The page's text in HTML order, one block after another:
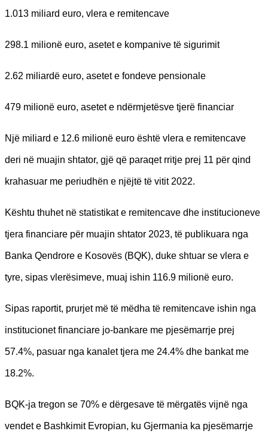
1.013 miliard euro, vlera e remitencave
298.1 milionë euro, asetet e kompanive të sigurimit
2.62 miliardë euro, asetet e fondeve pensionale
479 milionë euro, asetet e ndërmjetësve tjerë financiar
Një miliard e 12.6 milionë euro është vlera e remitencave
deri në muajin shtator, gjë që paraqet rritje prej 11 për qind
krahasuar me periudhën e njëjtë të vitit 2022.
Kështu thuhet në statistikat e remitencave dhe institucioneve
tjera financiare për muajin shtator 2023, të publikuara nga
Banka Qendrore e Kosovës (BQK), duke shtuar se vlera e
tyre, sipas vlerësimeve, muaj ishin 116.9 milionë euro.
Sipas raportit, prurjet më të mëdha të remitencave ishin nga
institucionet financiare jo-bankare me pjesëmarrje prej
57.4%, pasuar nga kanalet tjera me 24.4% dhe bankat me
18.2%.
BQK-ja tregon se 70% e dërgesave të mërgatës vijnë nga
vendet e Bashkimit Evropian, ku Gjermania ka pjesëmarrje